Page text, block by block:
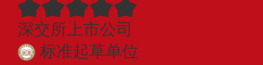
深交所上市公司
标准起草单位